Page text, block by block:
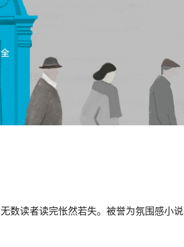
数读者读完怅然若失。被誉为氛围感小说